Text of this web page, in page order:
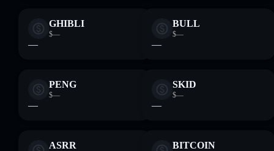
GHIBLI
$—
—
BULL
$—
—
PENG
$—
—
SKID
$—
—
ASRR BITCOIN